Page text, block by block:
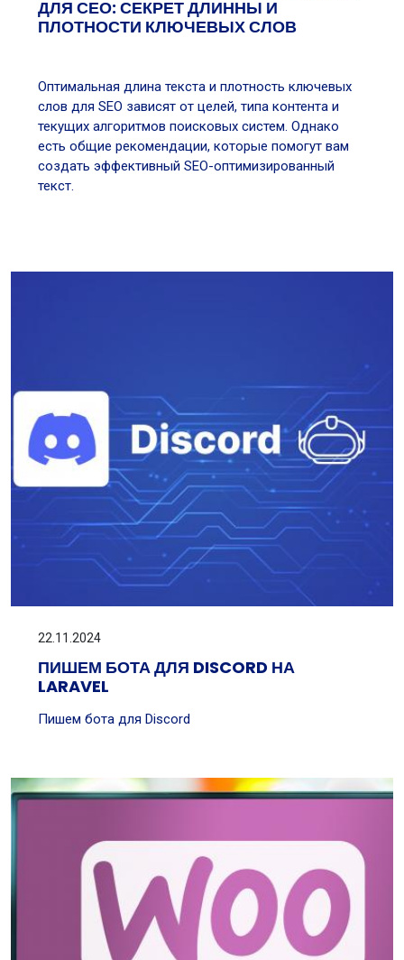
ДЛЯ СЕО: СЕКРЕТ ДЛИННЫ И
ПЛОТНОСТИ КЛЮЧЕВЫХ СЛОВ
Оптимальная длина текста и плотность ключевых
слов для SEO зависят от целей, типа контента и
текущих алгоритмов поисковых систем. Однако
есть общие рекомендации, которые помогут вам
создать эффективный SEO-оптимизированный
текст.
22.11.2024
ПИШЕМ БОТА ДЛЯ DISCORD НА
LARAVEL
Пишем бота для Discord